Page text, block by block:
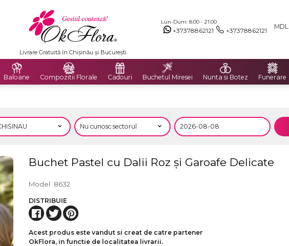
Lun-Dum: 8:00 - 21:00
+37378862121 +37378862121 MDL
Livrare Gratuită în Chișinău și București
Baloane Compozitii Florale Cadouri Buchetul Miresei Nunta si Botez Funerare
Buchet Pastel cu Dalii Roz și Garoafe Delicate
Model 8632
DISTRIBUIE
Acest produs este vandut si creat de catre partener
OkFlora, in functie de localitatea livrarii.